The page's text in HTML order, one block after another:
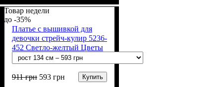
Товар недели
-35%
Платье с вышивкой для
девочки стрейч-кулир 5236-
452 Светло-желтый Цветы
911грн 593 грн Купить